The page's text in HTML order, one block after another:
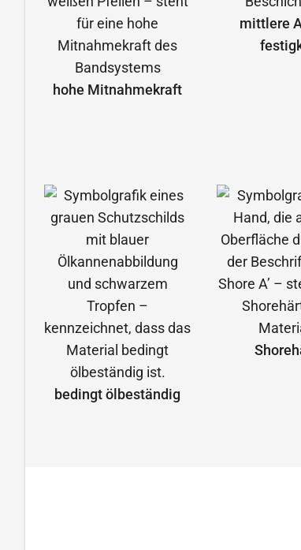
hohe Mitnahmekraft
mittlere
bedingt ölbeständig